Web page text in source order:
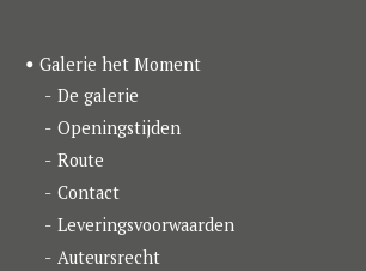
Galerie het Moment
De galerie
Openingstijden
Route
Contact
Leveringsvoorwaarden
Auteursrecht